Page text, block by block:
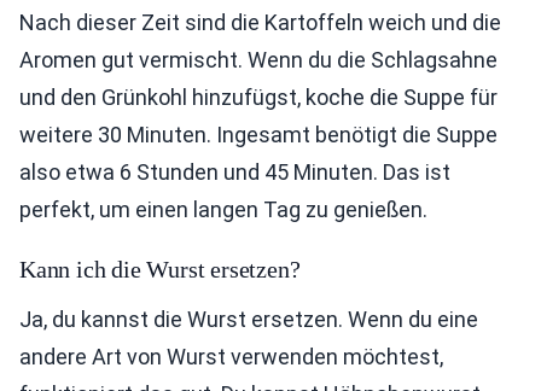
Nach dieser Zeit sind die Kartoffeln weich und die
Aromen gut vermischt. Wenn du die Schlagsahne
und den Grünkohl hinzufügst, koche die Suppe für
weitere 30 Minuten. Ingesamt benötigt die Suppe
also etwa 6 Stunden und 45 Minuten. Das ist
perfekt, um einen langen Tag zu genießen.
Kann ich die Wurst ersetzen?
Ja, du kannst die Wurst ersetzen. Wenn du eine
andere Art von Wurst verwenden möchtest,